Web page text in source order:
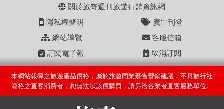
關於旅奇週刊旅遊行銷資訊網
隱私權聲明
廣告刊登
網站導覽
客服信箱
訂閱電子報
取消訂閱
本網站報導之旅遊產品價格，屬於旅遊同業躉售營銷建議，不具旅行社
資格之直客消費者，恕無法以該價購買，請另洽各業者直客服務單位。